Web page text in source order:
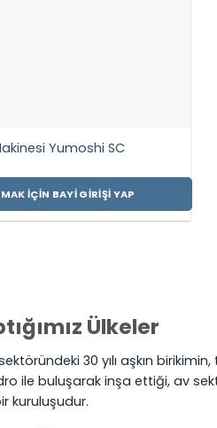
Yumoshi SC
İÇIN BAYI GIRIŞI YAP
Ülkeler
30 yılı aşkın
ile buluşarak inşa ettiği, av
kuruluşudur.